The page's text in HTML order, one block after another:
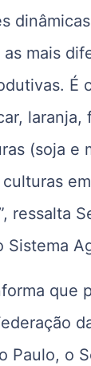
mais
É
laranja,
(soja e
ressalta
Sistema
que
Paulo, o